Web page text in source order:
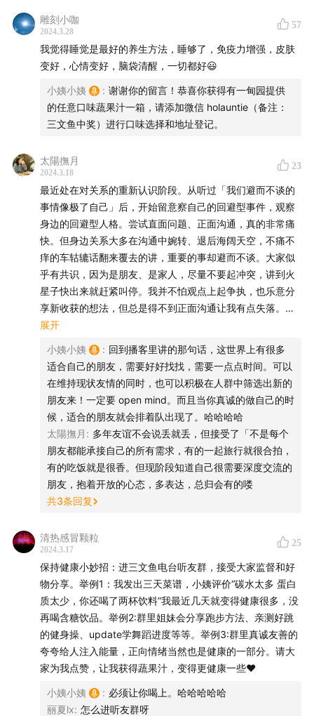
好啦，下面是节目主要内容：
当我们谈论亲密关系时，通常会涉及到情感上的亲
近和深度连接，这种连接可以在各种关系中实现，亲密关
系不仅限于爱情，也包括友情、亲情；
在谈到亲密关系和情感依赖的时候，我们首先要知道
成年人的依恋风格是什么。目前成年依恋可以分为三种：
安全型、焦虑型以及回避型；
简单介绍三种依恋模式：「安全型依恋」非常享受亲
密行为，通常都比较温暖有爱。「焦虑型依恋」十分渴望
亲密，常常对恋爱关系全情投入，但是又非常担心对方是
不是同样爱着自己。「回避型依恋」会把亲密行为等同于
自己独立性的丧失，他们会尽可能地减少亲密；
一个更让人崩溃的是：如果焦虑型和回避型的人走到
一起，简直就是灾难，所以了解自己的依恋类型和对方的
做恋人是非常关键的；
我们对于亲密关系的需求是根植于我们的基因里的，
人类的进化使得我们在自己的生命中会选择出少数几个个
体，视为真爱；
现在社会更加强调个体自主幸福，不依赖他人，需要
建立自我边界与独立意识，保持理想的恋爱关系需要双方
依恋成瘾；
雕刻小咖
2024.3.28
57
我觉得睡觉是最好的养生方法，睡够了，免疫力增强，皮肤
变好，心情变好，脑袋清醒，一切都好😃
小姨小姨 : 谢谢你的留言！恭喜你获得有一甸园提供
的任意口味蔬果汁一箱，请添加微信 holauntie（备注：
三文鱼中奖）进行口味选择和地址登记。
太陽撫月
2024.3.18
23
最近处在对关系的重新认识阶段。从听过「我们避而不谈的
事情像极了自己」后，开始留意察自己的回避型事件，观察
身边的回避型人格。尝试直面问题、正面沟通，真的非常痛
快。但身边关系大多在沟通中婉转、退后海阔天空，不痛不
痒的车轱辘话翻来覆去的讲，重要的事却避而不谈。大家似
乎有共识，因为是朋友、是家人，尽量不要起冲突，讲到火
星子快出来就赶紧叫停。我并不怕观点上起争执，也乐意分
享新收获的想法，但总是得不到正面沟通让我有点失落。
最近一个朋友吐槽工作的小插曲，我不再向往常跟着吐槽、
出的引导句都给出逃避的借口，最后以我去看书对方去看小
说的和平方式结束。
「要对自己诚实」是我在对方一再躲避问题时说的话，其实
也是对自己说的，接受自己不再满足于只讨论吃喝玩乐八卦
的关系，想发展一些讨论彼此都觉得「重要」议题的关系。
这期播客的标题也给曾经某些关系的走向提供了思路，「把
自己还给自己，把别人还给别人」。
展开
小姨小姨 : 回到播客里讲的那句话，这世界上有很多
适合自己的朋友，需要好好找找，需要一点点时间。可以
在维持现状友情的同时，也可以积极在人群中筛选出新的
朋友来！一定要 open mind。而且当你真诚的做自己的时
候，适合的朋友就会排着队出现了。哈哈哈哈
太陽撫月 : 多年友谊不会说丢就丢，但接受了「不是每个
朋友都能承接自己的所有需求，有的一起旅行就很合拍，
有的吃饭就是很香。但现阶段知道自己很需要深度交流的
朋友，抱着开放的心态，多表达，总归会有的喽
共3条回复
清热感冒颗粒
2024.3.17
25
保持健康小妙招：进三文鱼电台听友群，接受大家监督和好
物分享。举例1：我发出三天菜谱，小姨评价“碳水太多 蛋白
质太少，你还喝了两杯饮料”我最近几天就变得健康很多，没
再喝含糖饮品。举例2:群里姐妹会分享跑步方法、亲测好跳
的健身操、update学舞蹈进度等等。举例3:群里真诚友善的
夸夸给人注入能量，正向情绪当然也是健康的一部分。请大
家为我点赞，让我获得蔬果汁，变得更健康一些❤️
小姨小姨 : 必须让你喝上。哈哈哈哈哈
丽夏lx: 怎么进听友群呀